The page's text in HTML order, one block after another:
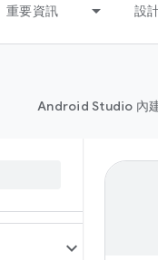
重要資訊 設
Android Studio 內